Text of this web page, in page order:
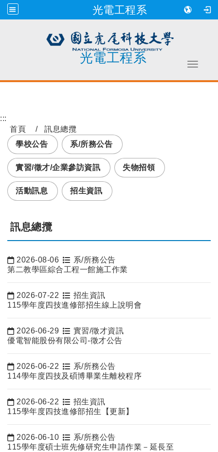
光電工程系
光電工程系
Toggle
:::
首頁
訊息總攬
學校公告
系/所務公告
實習/徵才/企業參訪資訊 失物招領
活動訊息 招生資訊
訊息總攬
日期：
2026-08-06
系/所務公告
第二教學區綜合工程一館施工作業
日期：
2026-07-22
招生資訊
115學年度四技進修部招生線上說明會
日期：
2026-06-29
實習/徵才資訊
優電智能股份有限公司-徵才公告
日期：
2026-06-22
系/所務公告
114學年度四技及碩博畢業生離校程序
日期：
2026-06-22
招生資訊
115學年度四技進修部招生【更新】
日期：
2026-06-10
系/所務公告
115學年度碩士班先修研究生申請作業－延長至